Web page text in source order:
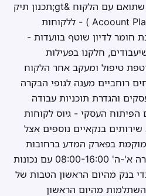
הצגתה בועדה והגשה בזמן שתואם עם הלקוח &gt;תכנון תיק
לקוח (תיק אשראי) (Acoount Planning ) - ללקוחות
חומר לדיון שוטף בוועדות -
חלקנו בפעילות
טיפול ומעקב אחר הלקוח
רוחביים מענה לגופי הבקרה
והגדרת תוכניות עבודה
הפיתוח העסקי - גיוס לקוחות
בנקאיים נוספים אצל
בפארק המדע ברחובות
(בקרבת רכבת) שעות המשרה א'-ה' 08:00-16:00 עם נכונות
בנק מהיום הראשון הטבות של
השתלמות מהיום הראשון